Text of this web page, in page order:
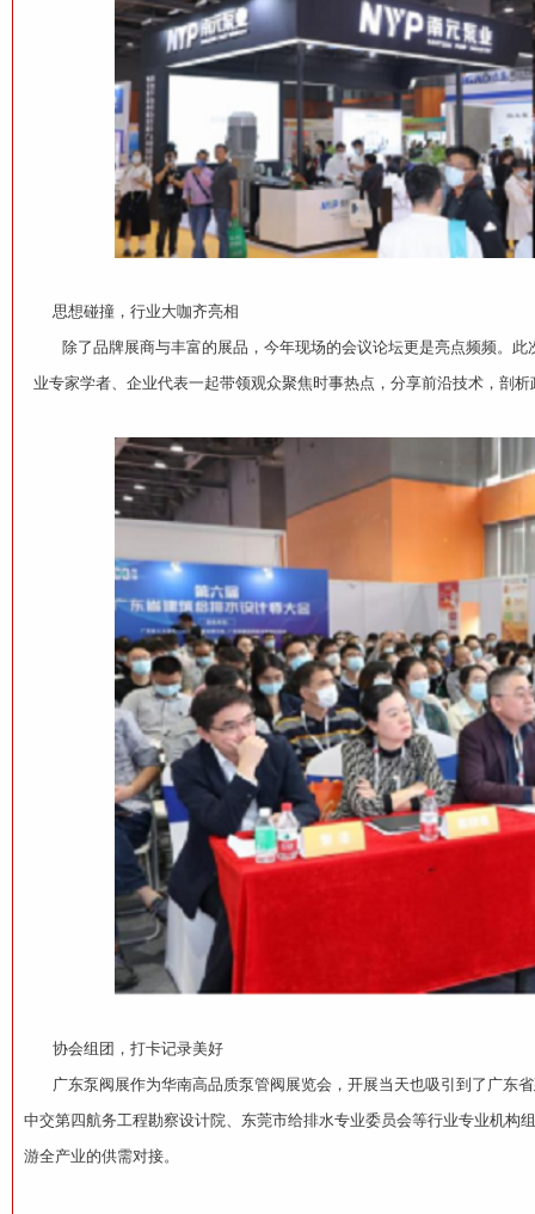
思想碰撞，行业大咖齐亮相
除了品牌展商与丰富的展品，今年现场的会议论坛更是亮点频频。此
业专家学者、企业代表一起带领观众聚焦时事热点，分享前沿技术，剖
协会组团，打卡记录美好
广东泵阀展作为华南高品质泵管阀展览会，开展当天也吸引到了广东
中交第四航务工程勘察设计院、东莞市给排水专业委员会等行业专业机
游全产业的供需对接。